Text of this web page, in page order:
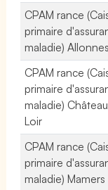
CPAM rance
primaire
maladie) Allonnes
CPAM rance
primaire
maladie)
Loir
CPAM rance
primaire
maladie) Mamers